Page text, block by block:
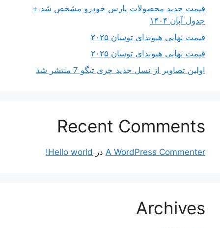
قیمت جدید محصولات پارس خودرو مشخص شد +
جدول آبان ۱۴۰۴
قیمت نهایی هیوندای توسان ۲۰۲۵
قیمت نهایی هیوندای توسان ۲۰۲۵
اولین تصاویر از نسل جدید چری تیگو 7 منتشر شد
Recent Comments
A WordPress Commenter در Hello world!
Archives